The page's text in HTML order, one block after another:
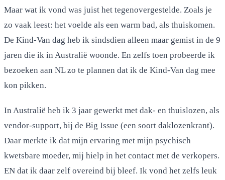
Maar wat ik vond was juist het tegenovergestelde. Zoals je
zo vaak leest: het voelde als een warm bad, als thuiskomen.
De Kind-Van dag heb ik sindsdien alleen maar gemist in de 9
jaren die ik in Australië woonde. En zelfs toen probeerde ik
bezoeken aan NL zo te plannen dat ik de Kind-Van dag mee
kon pikken.
In Australië heb ik 3 jaar gewerkt met dak- en thuislozen, als
vendor-support, bij de Big Issue (een soort daklozenkrant).
Daar merkte ik dat mijn ervaring met mijn psychisch
kwetsbare moeder, mij hielp in het contact met de verkopers.
EN dat ik daar zelf overeind bij bleef. Ik vond het zelfs leuk